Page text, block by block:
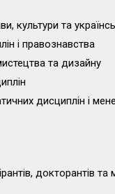
культури та
і правознавства
та дизайну
дисциплін і
докторантів